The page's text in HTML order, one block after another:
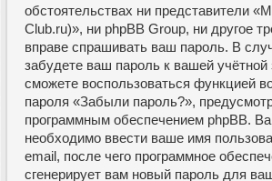
обстоятельствах ни представители
Club.ru)», ни phpBB Group, ни другое
вправе спрашивать ваш пароль. В
забудете ваш пароль к вашей учётной
сможете воспользоваться функцией
пароля «Забыли пароль?»,
программным обеспечением phpBB.
необходимо ввести ваше имя
email, после чего программное
сгенерирует вам новый пароль для